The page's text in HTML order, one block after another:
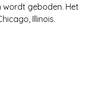
wordt geboden. Het
Illinois.